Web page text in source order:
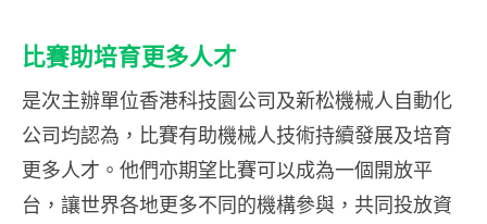
比賽助培育更多人才
是次主辦單位香港科技園公司及新松機械人自動化
公司均認為，比賽有助機械人技術持續發展及培育
更多人才。他們亦期望比賽可以成為一個開放平
台，讓世界各地更多不同的機構參與，共同投放資